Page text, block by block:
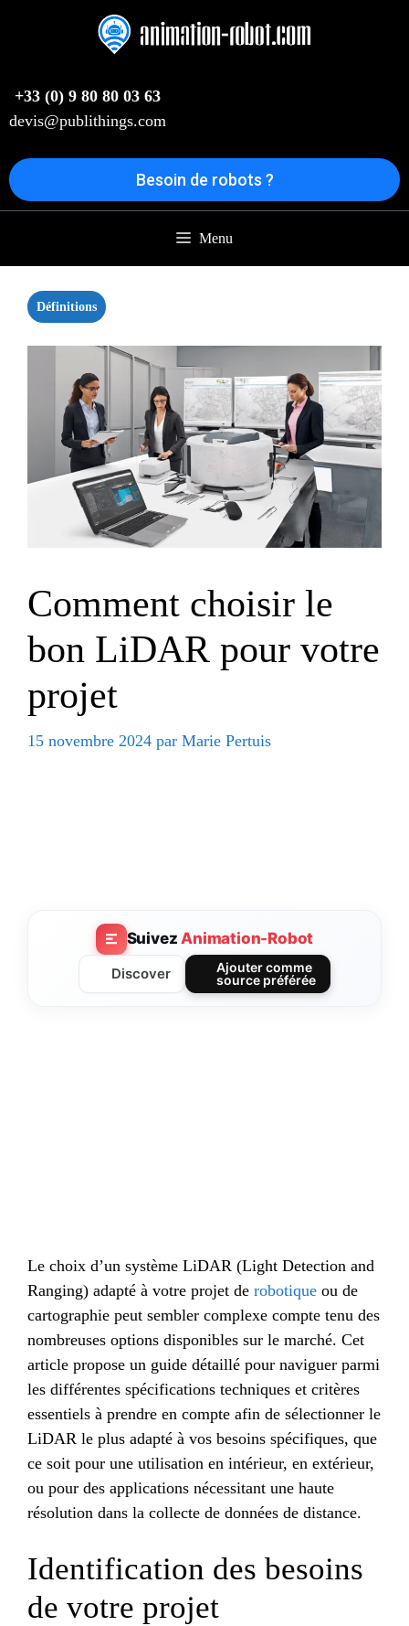
+33 (0) 9 80 80 03 63
devis@publithings.com
Besoin de robots ?
Menu
Définitions
Comment choisir le
bon LiDAR pour votre
projet
15 novembre 2024 par Marie Pertuis
SuivezAnimation-Robot
Discover
Ajouter comme
source préférée
Le choix d’un système LiDAR (Light Detection and
Ranging) adapté à votre projet de robotique ou de
cartographie peut sembler complexe compte tenu des
nombreuses options disponibles sur le marché. Cet
article propose un guide détaillé pour naviguer parmi
les différentes spécifications techniques et critères
essentiels à prendre en compte afin de sélectionner le
LiDAR le plus adapté à vos besoins spécifiques, que
ce soit pour une utilisation en intérieur, en extérieur,
ou pour des applications nécessitant une haute
résolution dans la collecte de données de distance.
Identification des besoins
de votre projet